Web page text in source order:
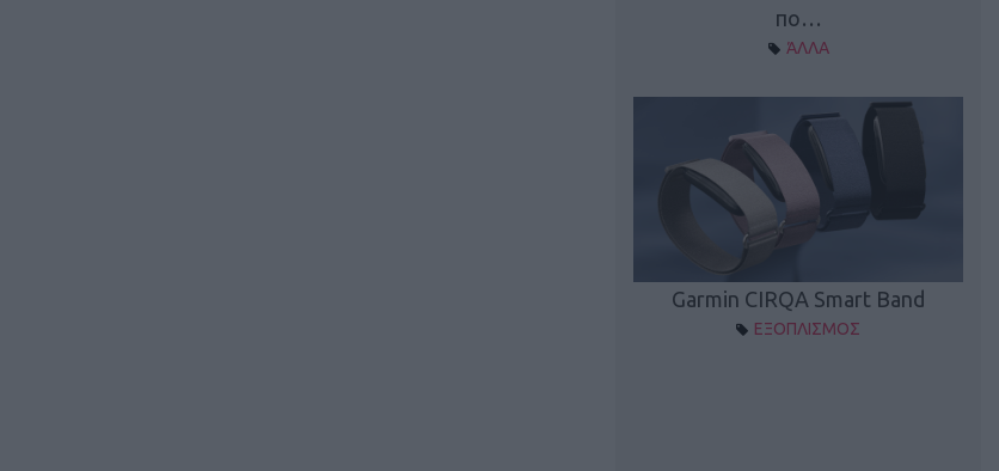
πο…
ΆΛΛΑ
Garmin CIRQA Smart Band
ΕΞΟΠΛΙΣΜΟΣ